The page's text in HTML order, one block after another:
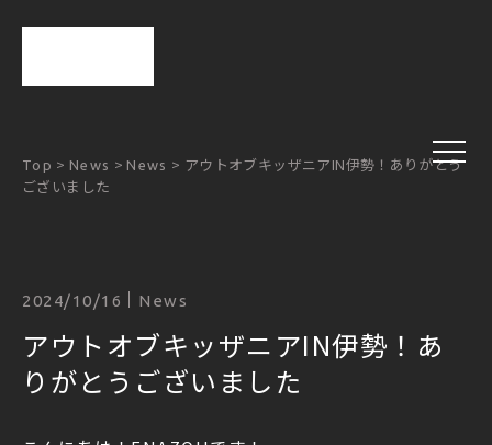
Top >News >News > アウトオブキッザニアIN伊勢！ありがとう
ございました
2024/10/16 News
アウトオブキッザニアIN伊勢！あ
りがとうございました